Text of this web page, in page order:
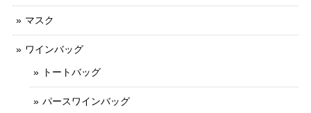
マスク
ワインバッグ
トートバッグ
パースワインバッグ